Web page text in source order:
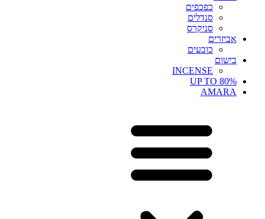
כפכפים
סנדלים
סניקרס
אביזרים
כובעים
בישום
INCENSE
UP TO 80%
AMARA